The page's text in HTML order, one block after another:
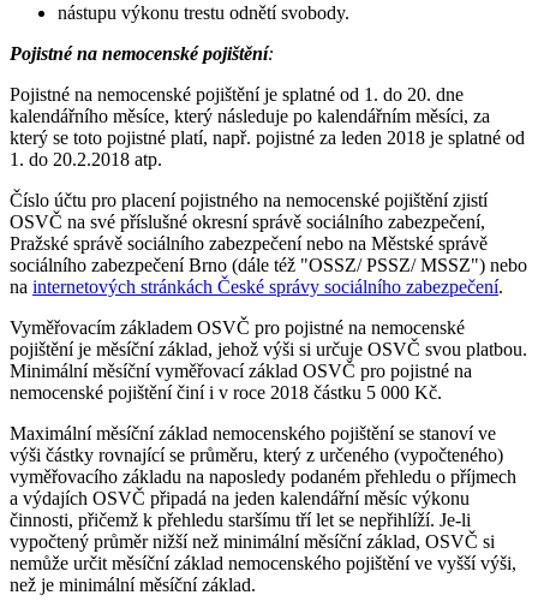
nástupu výkonu trestu odnětí svobody.
Pojistné na nemocenské pojištění:
Pojistné na nemocenské pojištění je splatné od 1. do 20. dne
kalendářního měsíce, který následuje po kalendářním měsíci, za
který se toto pojistné platí, např. pojistné za leden 2018 je splatné od
1. do 20.2.2018 atp.
Číslo účtu pro placení pojistného na nemocenské pojištění zjistí
OSVČ na své příslušné okresní správě sociálního zabezpečení,
Pražské správě sociálního zabezpečení nebo na Městské správě
sociálního zabezpečení Brno (dále též "OSSZ/ PSSZ/ MSSZ") nebo
na internetových stránkách České správy sociálního zabezpečení.
Vyměřovacím základem OSVČ pro pojistné na nemocenské
pojištění je měsíční základ, jehož výši si určuje OSVČ svou platbou.
Minimální měsíční vyměřovací základ OSVČ pro pojistné na
nemocenské pojištění činí i v roce 2018 částku 5 000 Kč.
Maximální měsíční základ nemocenského pojištění se stanoví ve
výši částky rovnající se průměru, který z určeného (vypočteného)
vyměřovacího základu na naposledy podaném přehledu o příjmech
a výdajích OSVČ připadá na jeden kalendářní měsíc výkonu
činnosti, přičemž k přehledu staršímu tří let se nepřihlíží. Je-li
vypočtený průměr nižší než minimální měsíční základ, OSVČ si
nemůže určit měsíční základ nemocenského pojištění ve vyšší výši,
než je minimální měsíční základ.